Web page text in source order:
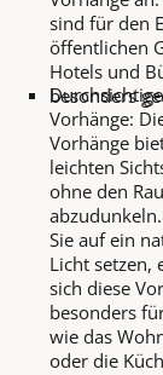
sind für den
öffentlichen
Hotels und
besonders
Durchsichtige
Vorhänge:
Vorhänge
leichten
ohne den
Sie auf ein
Licht setzen,
sich diese
besonders
wie das
oder die